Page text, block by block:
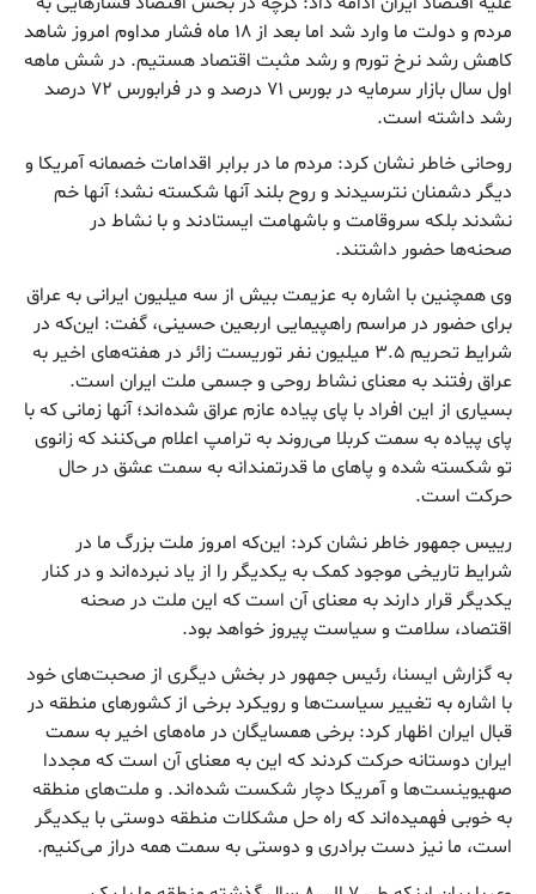
مردم و دولت ما وارد شد اما بعد از ۱۸ ماه فشار مداوم امروز شاهد
کاهش رشد نرخ تورم و رشد مثبت اقتصاد هستیم. در شش ماهه
اول سال بازار سرمایه در بورس ۷۱ درصد و در فرابورس ۷۲ درصد
رشد داشته است.
روحانی خاطر نشان کرد: مردم ما در برابر اقدامات خصمانه آمریکا و
دیگر دشمنان نترسیدند و روح بلند آنها شکسته نشد؛ آنها خم
نشدند بلکه سروقامت و باشهامت ایستادند و با نشاط در
صحنه‌ها حضور داشتند.
وی همچنین با اشاره به عزیمت بیش از سه میلیون ایرانی به عراق
برای حضور در مراسم راهپیمایی اربعین حسینی، گفت: این‌که در
شرایط تحریم ۳.۵ میلیون نفر توریست زائر در هفته‌های اخیر به
عراق رفتند به معنای نشاط روحی و جسمی ملت ایران است.
بسیاری از این افراد با پای پیاده عازم عراق شده‌اند؛ آنها زمانی که با
پای پیاده به سمت کربلا می‌روند به ترامپ اعلام می‌کنند که زانوی
تو شکسته شده و پاهای ما قدرتمندانه به سمت عشق در حال
حرکت است.
رییس جمهور خاطر نشان کرد: این‌که امروز ملت بزرگ ما در
شرایط تاریخی موجود کمک به یکدیگر را از یاد نبرده‌اند و در کنار
یکدیگر قرار دارند به معنای آن است که این ملت در صحنه
اقتصاد، سلامت و سیاست پیروز خواهد بود.
به گزارش ایسنا، رئیس جمهور در بخش دیگری از صحبت‌های خود
با اشاره به تغییر سیاست‌ها و رویکرد برخی از کشورهای منطقه در
قبال ایران اظهار کرد: برخی همسایگان در ماه‌های اخیر به سمت
ایران دوستانه حرکت کردند که این به معنای آن است که مجددا
صهیوینست‌ها و آمریکا دچار شکست شده‌اند. و ملت‌های منطقه
به خوبی فهمیده‌اند که راه حل مشکلات منطقه دوستی با یکدیگر
است، ما نیز دست برادری و دوستی به سمت همه دراز می‌کنیم.